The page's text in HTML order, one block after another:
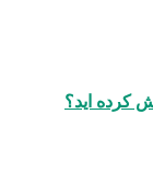
کرده اید؟